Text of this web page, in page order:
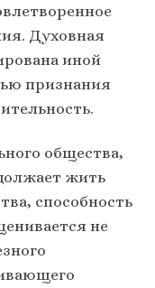
Духовная
иной
признания
общества,
жить
способность
не